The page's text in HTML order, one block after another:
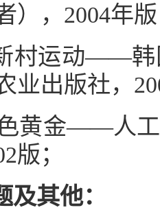
），2004年
村运动——韩
业出版社，
黄金——人工
版；
及其他：